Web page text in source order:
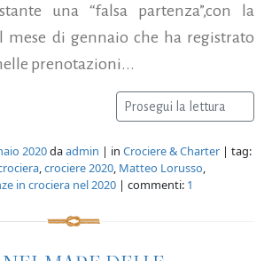
una “falsa partenza”,con la
mese di gennaio che ha registrato
prenotazioni...
Prosegui la lettura
2020daadmin | in Crociere & Charter | tag:
,crociere 2020, Matteo Lorusso,
in crociera nel 2020 | commenti: 1